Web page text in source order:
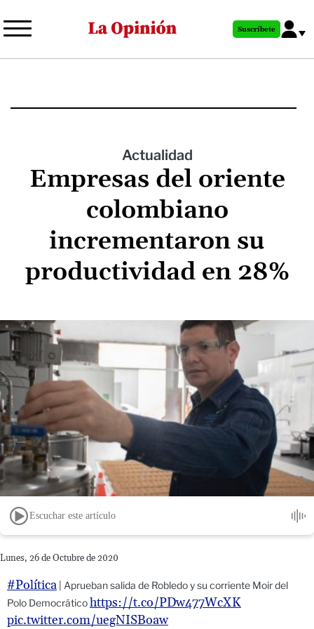
al
principal
Suscríbete
Actualidad
Empresas del oriente
colombiano
incrementaron su
productividad en 28%
Escuchar este artículo
Lunes, 26 de Octubre de 2020
#Política | Aprueban salida de Robledo y su corriente Moir del
Polo Democráticohttps://t.co/PDw477WcXK
pic.twitter.com/uegNISBoaw